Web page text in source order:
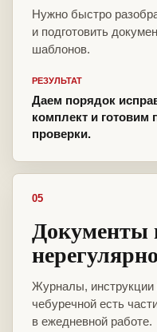
Нужно быстро
и подготовить
шаблонов.
РЕЗУЛЬТАТ
Даем порядок
комплект и
проверки.
05
Документы
нерегулярно
Журналы, инструкции
чебуречной есть
в ежедневной работе.